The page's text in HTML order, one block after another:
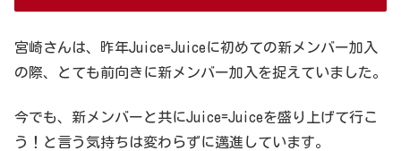
宮崎さんは、昨年Juice=Juiceに初めての新メンバー加入
の際、とても前向きに新メンバー加入を捉えていました。
今でも、新メンバーと共にJuice=Juiceを盛り上げて行こ
う！と言う気持ちは変わらずに邁進しています。